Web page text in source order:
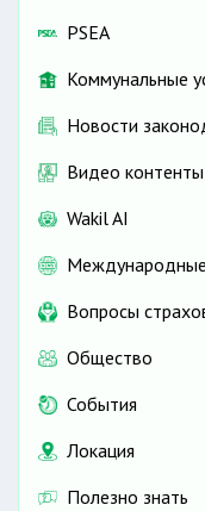
PSEA
Коммунальные
Новости
Видео контенты
Wakil AI
Вопросы
Общество
События
Локация
Полезно знать